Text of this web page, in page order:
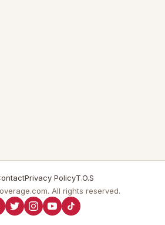
Privacy PolicyT.O.S
All rights reserved.